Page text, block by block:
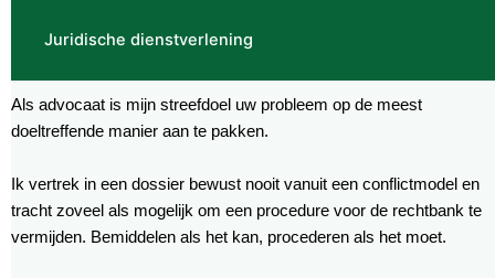
Juridische dienstverlening
Als advocaat is mijn streefdoel uw probleem op de meest
doeltreffende manier aan te pakken.
Ik vertrek in een dossier bewust nooit vanuit een conflictmodel en
tracht zoveel als mogelijk om een procedure voor de rechtbank te
vermijden. Bemiddelen als het kan, procederen als het moet.